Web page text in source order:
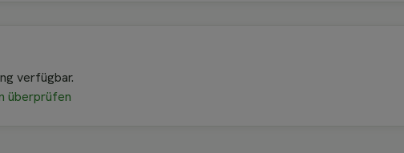
verfügbar.
überprüfen